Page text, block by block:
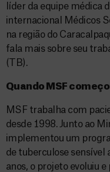
líder da equipe médica
internacional Médicos
na região do
fala mais sobre seu
(TB).
Quando MSF
MSF trabalha com
desde 1998. Junto ao
implementou um
de tuberculose sensível
anos, o projeto evoluiu